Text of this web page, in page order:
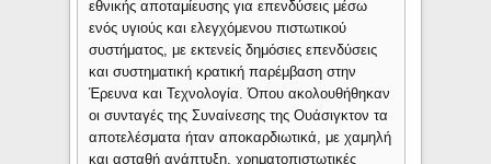
εθνικής αποταμίευσης για επενδύσεις μέσω
ενός υγιούς και ελεγχόμενου πιστωτικού
συστήματος, με εκτενείς δημόσιες επενδύσεις
και συστηματική κρατική παρέμβαση στην
Έρευνα και Τεχνολογία. Όπου ακολουθήθηκαν
οι συνταγές της Συναίνεσης της Ουάσιγκτον τα
αποτελέσματα ήταν αποκαρδιωτικά, με χαμηλή
και ασταθή ανάπτυξη, χρηματοπιστωτικές